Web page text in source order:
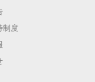
制度